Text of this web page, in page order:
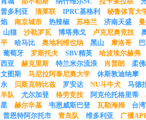
普多利亚
清莱联 IPRC基格利
秘鲁体育大
焰
南京城市 热辣椒 苏格兰 济南天盛
山猫
沙勒罗瓦 博塔弗戈 卢克尼奥竞技
平
哈马比 奥地利维也纳 黑山 摩洛哥
葡萄牙
罗斯托夫 SBV精英
哈波埃尔赫弗
西亚
赫克里斯 特兰米尔流浪 肖普朗
柔
文图斯
马尼拉阿泰尼奥大学 休斯敦迪纳摩
永
贝斯克特比兹 罗安达 NU斗牛犬
马德
羊队
尤尔加登 格劳竞技 阿克伦托格里蒂
星
赫尔辛基 韦恩威斯巴登 瓦勒海姆
台
普恩特阿尔托市
青岛队 维多利亚
广播